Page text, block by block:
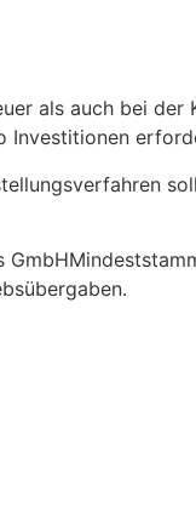
als auch bei der
Investitionen